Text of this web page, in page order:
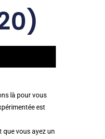
là pour vous
est
que vous ayez un